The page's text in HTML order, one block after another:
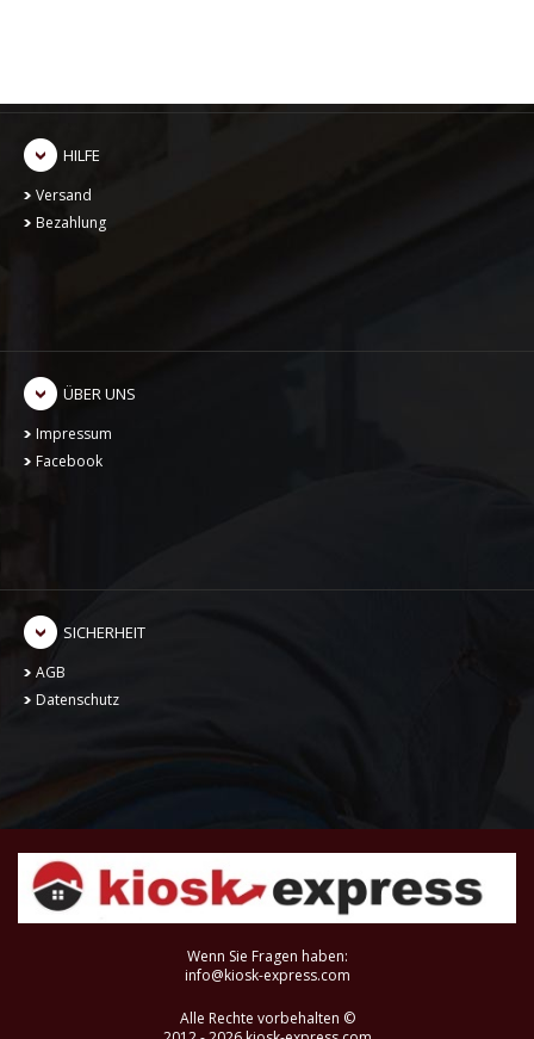
HILFE
Versand
Bezahlung
ÜBER UNS
Impressum
Facebook
SICHERHEIT
AGB
Datenschutz
Wenn Sie Fragen haben:
info@kiosk-express.com
Alle Rechte vorbehalten ©